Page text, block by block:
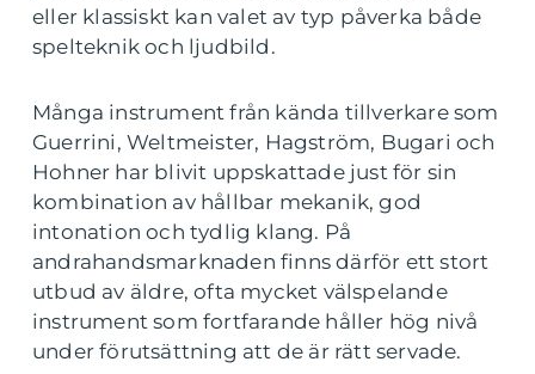
eller klassiskt kan valet av typ påverka både
spelteknik och ljudbild.
Många instrument från kända tillverkare som
Guerrini, Weltmeister, Hagström, Bugari och
Hohner har blivit uppskattade just för sin
kombination av hållbar mekanik, god
intonation och tydlig klang. På
andrahandsmarknaden finns därför ett stort
utbud av äldre, ofta mycket välspelande
instrument som fortfarande håller hög nivå
under förutsättning att de är rätt servade.